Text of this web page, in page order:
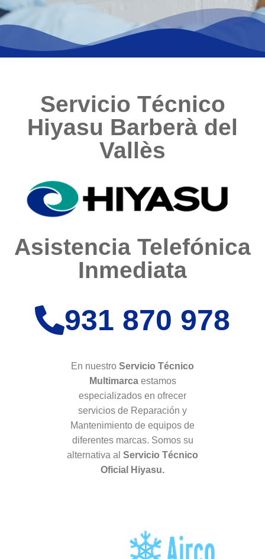
Servicio Técnico
Hiyasu Barberà del
Vallès
Asistencia Telefónica
Inmediata
931 870 978
En nuestro Servicio Técnico
Multimarcaestamos
especializados en ofrecer
servicios de Reparación y
Mantenimiento de equipos de
diferentes marcas. Somos su
alternativa al Servicio Técnico
Oficial Hiyasu.